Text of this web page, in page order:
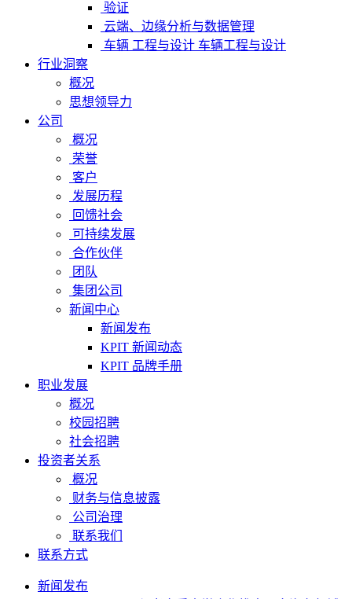
验证
云端、边缘分析与数据管理
车辆 工程与设计 车辆工程与设计
行业洞察
概况
思想领导力
公司
概况
荣誉
客户
发展历程
回馈社会
可持续发展
合作伙伴
团队
集团公司
新闻中心
新闻发布
KPIT 新闻动态
KPIT 品牌手册
职业发展
概况
校园招聘
社会招聘
投资者关系
概况
财务与信息披露
公司治理
联系我们
联系方式
新闻发布